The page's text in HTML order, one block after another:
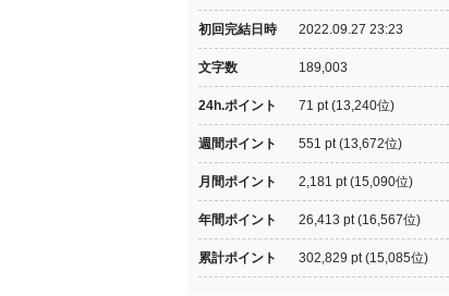
初回完結日時 2022.09.27 23:23
文字数 189,003
24h.ポイント 71 pt (13,240位)
週間ポイント 551 pt (13,672位)
月間ポイント 2,181 pt (15,090位)
年間ポイント 26,413 pt (16,567位)
累計ポイント 302,829 pt (15,085位)